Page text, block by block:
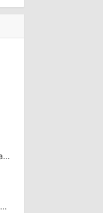
.NET，Response.Redirect 会产生 ThreadAbortException 异常
麋鹿马鹿驼鹿没鹿过马路｜骑行美国｜犹他州